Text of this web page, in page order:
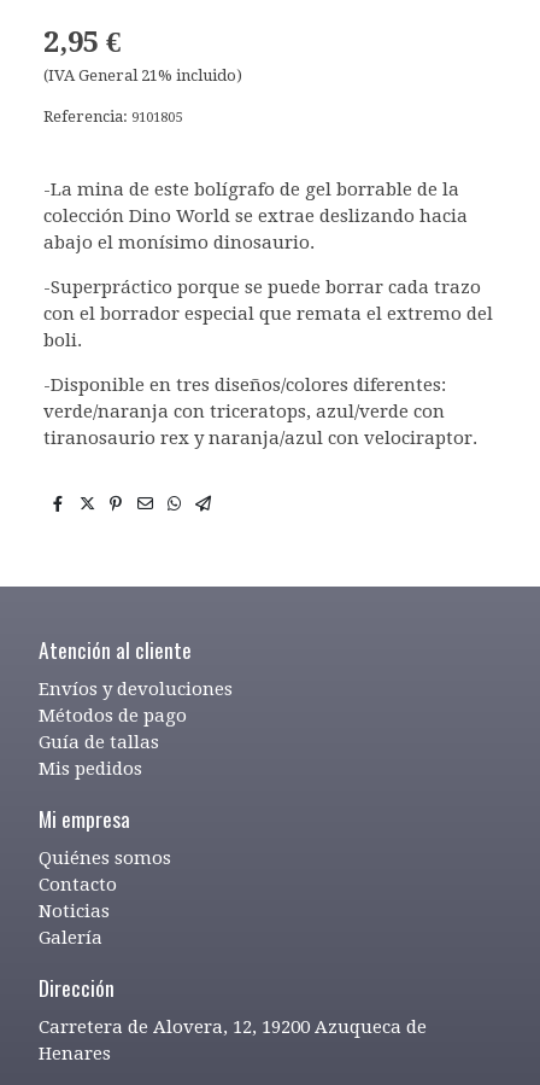
2,95 €
(IVA General 21% incluido)
Referencia: 9101805
-La mina de este bolígrafo de gel borrable de la
colección Dino World se extrae deslizando hacia
abajo el monísimo dinosaurio.
-Superpráctico porque se puede borrar cada trazo
con el borrador especial que remata el extremo del
boli.
-Disponible en tres diseños/colores diferentes:
verde/naranja con triceratops, azul/verde con
tiranosaurio rex y naranja/azul con velociraptor.
Atención al cliente
Envíos y devoluciones
Métodos de pago
Guía de tallas
Mis pedidos
Mi empresa
Quiénes somos
Contacto
Noticias
Galería
Dirección
Carretera de Alovera, 12, 19200 Azuqueca de
Henares